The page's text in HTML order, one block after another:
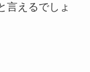
言えるでしょ